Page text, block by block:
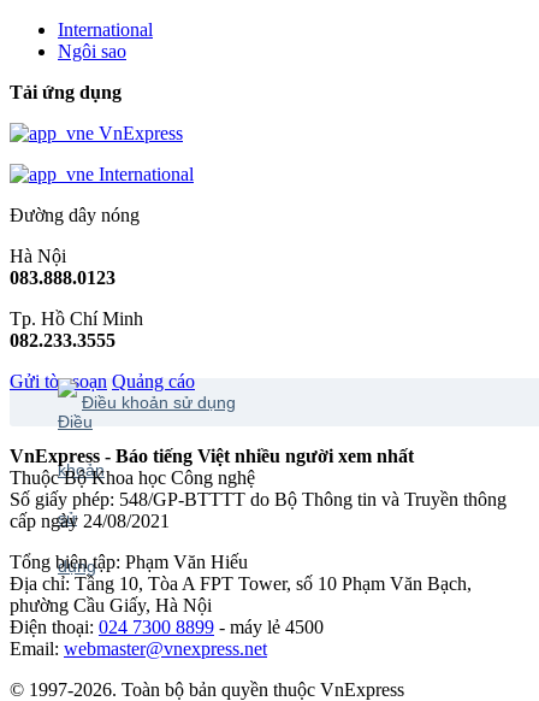
International
Ngôi sao
Tải ứng dụng
VnExpress
International
Đường dây nóng
Hà Nội
083.888.0123
Tp. Hồ Chí Minh
082.233.3555
Gửi tòa soạn Quảng cáo
Điều khoản sử dụng
VnExpress - Báo tiếng Việt nhiều người xem nhất
Thuộc Bộ Khoa học Công nghệ
Số giấy phép: 548/GP-BTTTT do Bộ Thông tin và Truyền thông
cấp ngày 24/08/2021
Tổng biên tập: Phạm Văn Hiếu
Địa chỉ: Tầng 10, Tòa A FPT Tower, số 10 Phạm Văn Bạch,
phường Cầu Giấy, Hà Nội
Điện thoại: 024 7300 8899 - máy lẻ 4500
Email: webmaster@vnexpress.net
© 1997-2026. Toàn bộ bản quyền thuộc VnExpress